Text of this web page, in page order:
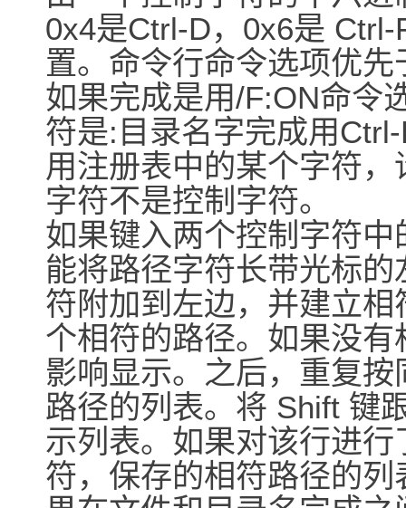
0x4是Ctrl-D，0x6是
置。命令行命令选项优
如果完成是用/F:ON命令
符是:目录名字完成用
用注册表中的某个字符
字符不是控制字符。
如果键入两个控制字符
能将路径字符长带光标
符附加到左边，并建立
个相符的路径。如果没
影响显示。之后，重复
路径的列表。将 Shift 键
示列表。如果对该行进
符，保存的相符路径的